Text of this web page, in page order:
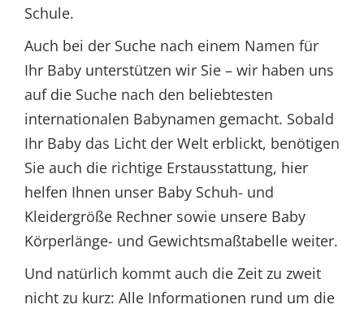
Schule.
Auch bei der Suche nach einem Namen für
Ihr Baby unterstützen wir Sie – wir haben uns
auf die Suche nach den beliebtesten
internationalen Babynamen gemacht. Sobald
Ihr Baby das Licht der Welt erblickt, benötigen
Sie auch die richtige Erstausstattung, hier
helfen Ihnen unser Baby Schuh- und
Kleidergröße Rechner sowie unsere Baby
Körperlänge- und Gewichtsmaßtabelle weiter.
Und natürlich kommt auch die Zeit zu zweit
nicht zu kurz: Alle Informationen rund um die